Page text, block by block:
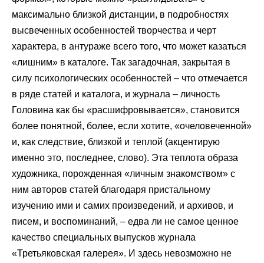
максимально близкой дистанции, в подробностях
высвеченных особенностей творчества и черт
характера, в антураже всего того, что может казаться
«лишним» в каталоге. Так загадочная, закрытая в
силу психологических особенностей – что отмечается
в ряде статей и каталога, и журнала – личность
Головина как бы «расшифровывается», становится
более понятной, более, если хотите, «очеловеченной»
и, как следствие, близкой и теплой (акцентирую
именно это, последнее, слово). Эта теплота образа
художника, порожденная «личным знакомством» с
ним авторов статей благодаря пристальному
изучению ими и самих произведений, и архивов, и
писем, и воспоминаний, – едва ли не самое ценное
качество специальных выпусков журнала
«Третьяковская галерея». И здесь невозможно не